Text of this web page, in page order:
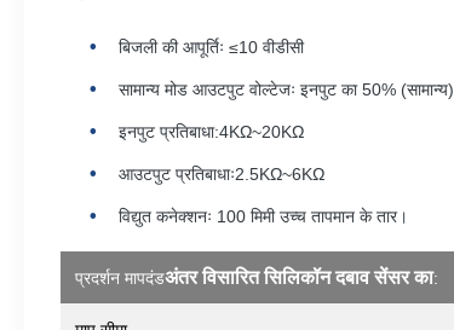
बिजली की आपूर्तिः ≤10 वीडीसी
सामान्य मोड आउटपुट वोल्टेजः इनपुट का 50% (सामान्य)
इनपुट प्रतिबाधा:4KΩ~20KΩ
आउटपुट प्रतिबाधाः2.5KΩ~6KΩ
विद्युत कनेक्शनः 100 मिमी उच्च तापमान के तार।
प्रदर्शन मापदंडअंतर विसारित सिलिकॉन दबाव सेंसर का: